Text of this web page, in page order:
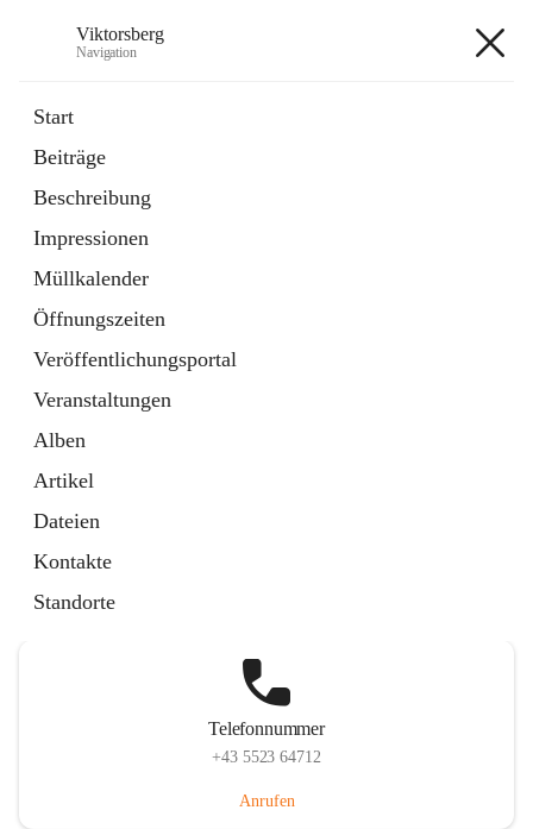
Viktorsberg
Navigation
Start
Beiträge
Beschreibung
Impressionen
Müllkalender
Öffnungszeiten
Veröffentlichungsportal
Veranstaltungen
Alben
Artikel
Dateien
Kontakte
Standorte
1 Schnellzugriff
Bürgerservice
10 Schnellzugriffe
Telefonnummer
+43 5523 64712
Anrufen